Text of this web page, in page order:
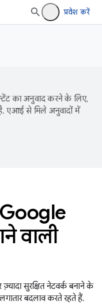
प्रवेश करें
का अनुवाद करने के लिए,
एआई से मिले अनुवादों में
वाली
सुरक्षित नेटवर्क बनाने के
बदलाव करते रहते हैं.